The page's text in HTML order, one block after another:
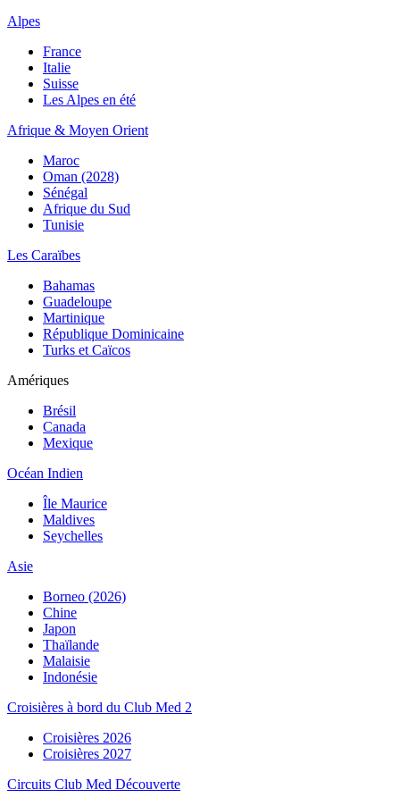
Alpes
France
Italie
Suisse
Les Alpes en été
Afrique & Moyen Orient
Maroc
Oman (2028)
Sénégal
Afrique du Sud
Tunisie
Les Caraïbes
Bahamas
Guadeloupe
Martinique
République Dominicaine
Turks et Caïcos
Amériques
Brésil
Canada
Mexique
Océan Indien
Île Maurice
Maldives
Seychelles
Asie
Borneo (2026)
Chine
Japon
Thaïlande
Malaisie
Indonésie
Croisières à bord du Club Med 2
Croisières 2026
Croisières 2027
Circuits Club Med Découverte